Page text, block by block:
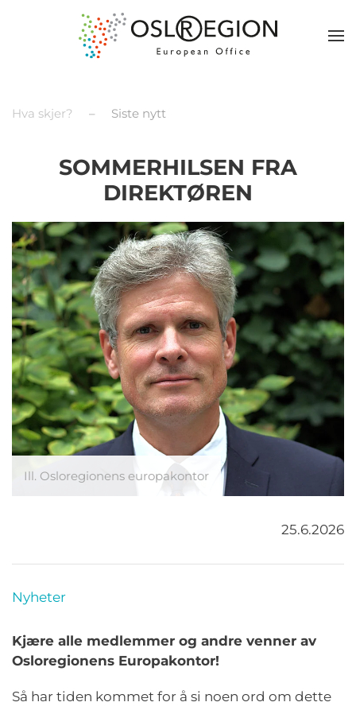
Hva skjer? Siste nytt
SOMMERHILSEN FRA
DIREKTØREN
Ill. Osloregionens europakontor
25.6.2026
Nyheter
Kjære alle medlemmer og andre venner av
Osloregionens Europakontor!
Så har tiden kommet for å si noen ord om dette